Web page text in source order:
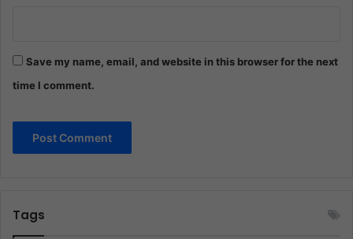
Save my name, email, and website in this browser for the next
time I comment.
Tags